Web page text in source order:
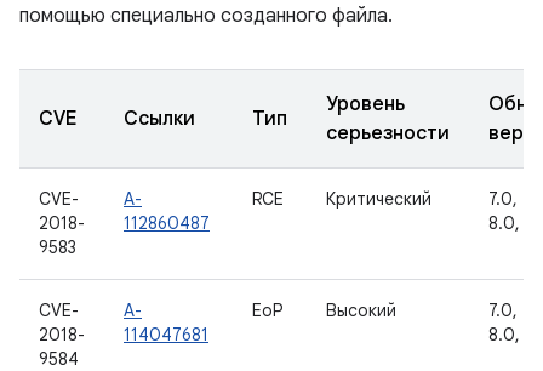
помощью специально созданного файла.
CVE Ссылки Тип
Уровень
серьезности
CVE-
2018-
9583
A-
112860487
RCE Критический
7.0,
8.0,
CVE-
2018-
9584
A-
114047681
EoP Высокий
7.0,
8.0,